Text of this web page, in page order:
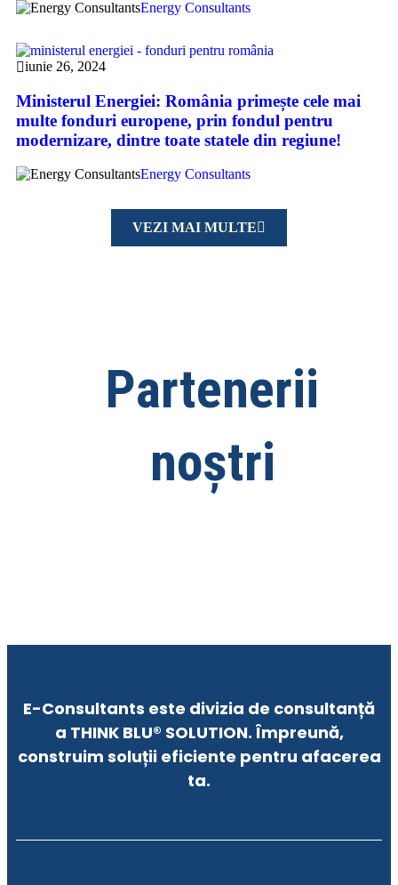
Energy Consultants
iunie 26, 2024
Ministerul Energiei: România primește cele mai
multe fonduri europene, prin fondul pentru
modernizare, dintre toate statele din regiune!
Energy Consultants
VEZI MAI MULTE
Partenerii
noștri
E-Consultants este divizia de consultanță
a THINK BLU® SOLUTION. Împreună,
construim soluții eficiente pentru afacerea
ta.